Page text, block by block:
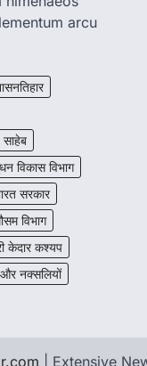
arcu
विकास विभाग
सरकार
विभाग
केदार कश्यप
और नक्सलियों
| Extensive